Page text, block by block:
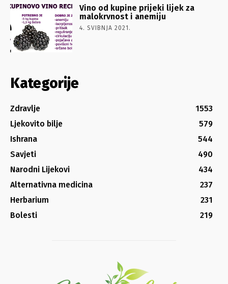
Vino od kupine prijeki lijek za
malokrvnost i anemiju
4. SVIBNJA 2021.
Kategorije
Zdravlje
1553
Ljekovito bilje
579
Ishrana
544
Savjeti
490
Narodni Lijekovi
434
Alternativna medicina
237
Herbarium
231
Bolesti
219